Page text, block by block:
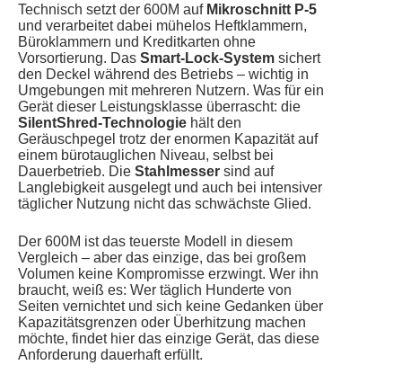
Technisch setzt der 600M auf Mikroschnitt P-5
und verarbeitet dabei mühelos Heftklammern,
Büroklammern und Kreditkarten ohne
Vorsortierung. Das Smart-Lock-System sichert
den Deckel während des Betriebs – wichtig in
Umgebungen mit mehreren Nutzern. Was für ein
Gerät dieser Leistungsklasse überrascht: die
SilentShred-Technologie hält den
Geräuschpegel trotz der enormen Kapazität auf
einem bürotauglichen Niveau, selbst bei
Dauerbetrieb. Die Stahlmesser sind auf
Langlebigkeit ausgelegt und auch bei intensiver
täglicher Nutzung nicht das schwächste Glied.
Der 600M ist das teuerste Modell in diesem
Vergleich – aber das einzige, das bei großem
Volumen keine Kompromisse erzwingt. Wer ihn
braucht, weiß es: Wer täglich Hunderte von
Seiten vernichtet und sich keine Gedanken über
Kapazitätsgrenzen oder Überhitzung machen
möchte, findet hier das einzige Gerät, das diese
Anforderung dauerhaft erfüllt.